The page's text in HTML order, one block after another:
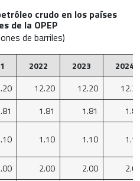
crudo en los países
de la OPEP
de barriles)
2022 2023
2024
12.20 12.20
1.81 1.81
1.10 1.10
2.00 2.00